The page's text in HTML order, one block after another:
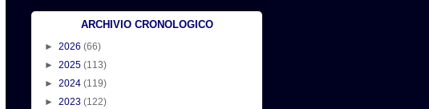
ARCHIVIO CRONOLOGICO
► 2026 (66)
► 2025 (113)
► 2024 (119)
► 2023 (122)